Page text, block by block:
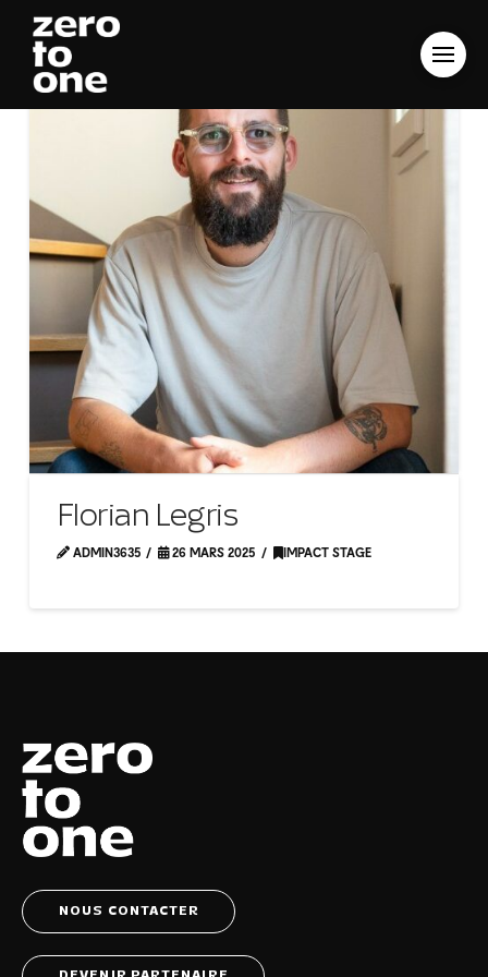
Florian Legris
ADMIN3635 26 MARS 2025 IMPACT STAGE
NOUS CONTACTER